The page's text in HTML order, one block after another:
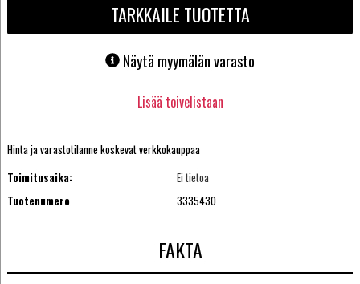
TARKKAILE TUOTETTA
Näytä myymälän varasto
Lisää toivelistaan
Hinta ja varastotilanne koskevat verkkokauppaa
Toimitusaika:
Ei tietoa
Tuotenumero
3335430
FAKTA